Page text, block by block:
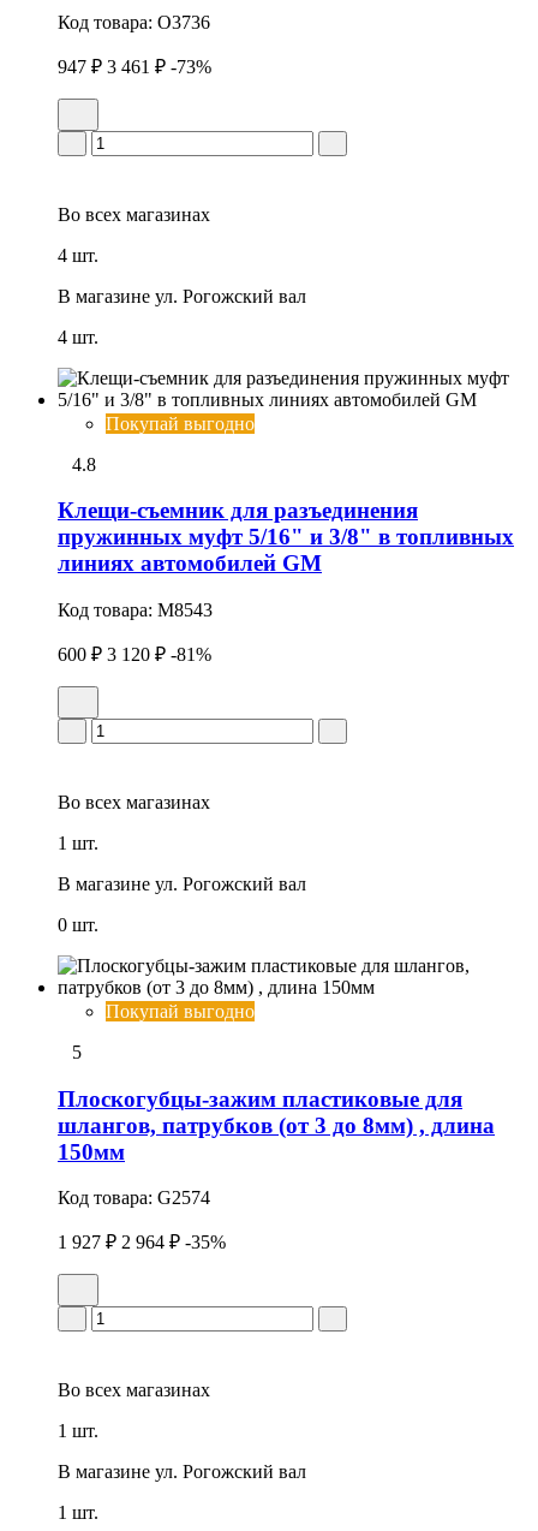
Код товара: O3736
947 ₽ 3 461 ₽ -73%
Во всех магазинах
4 шт.
В магазине ул. Рогожский вал
4 шт.
Покупай выгодно
4.8
Клещи-съемник для разъединения
пружинных муфт 5/16" и 3/8" в топливных
линиях автомобилей GM
Код товара: M8543
600 ₽ 3 120 ₽ -81%
Во всех магазинах
1 шт.
В магазине ул. Рогожский вал
0 шт.
Покупай выгодно
5
Плоскогубцы-зажим пластиковые для
шлангов, патрубков (от 3 до 8мм) , длина
150мм
Код товара: G2574
1 927 ₽ 2 964 ₽ -35%
Во всех магазинах
1 шт.
В магазине ул. Рогожский вал
1 шт.